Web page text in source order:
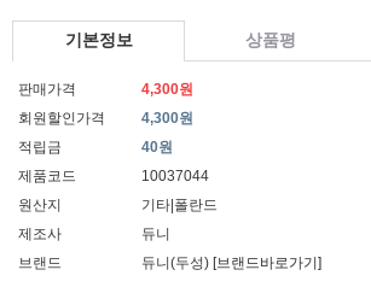
기본정보 상품평
판매가격
4,300원
회원할인가격
4,300원
적립금
40원
제품코드
10037044
원산지
기타|폴란드
제조사
듀니
브랜드
듀니(두성) [브랜드바로가기]